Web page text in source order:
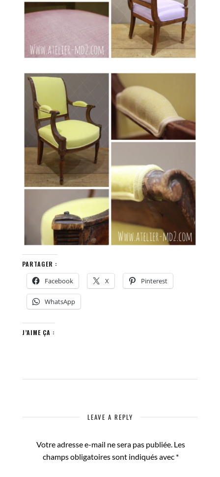
PARTAGER :
Facebook X Pinterest
WhatsApp
J’AIME ÇA :
LEAVE A REPLY
Votre adresse e-mail ne sera pas publiée. Les
champs obligatoires sont indiqués avec *